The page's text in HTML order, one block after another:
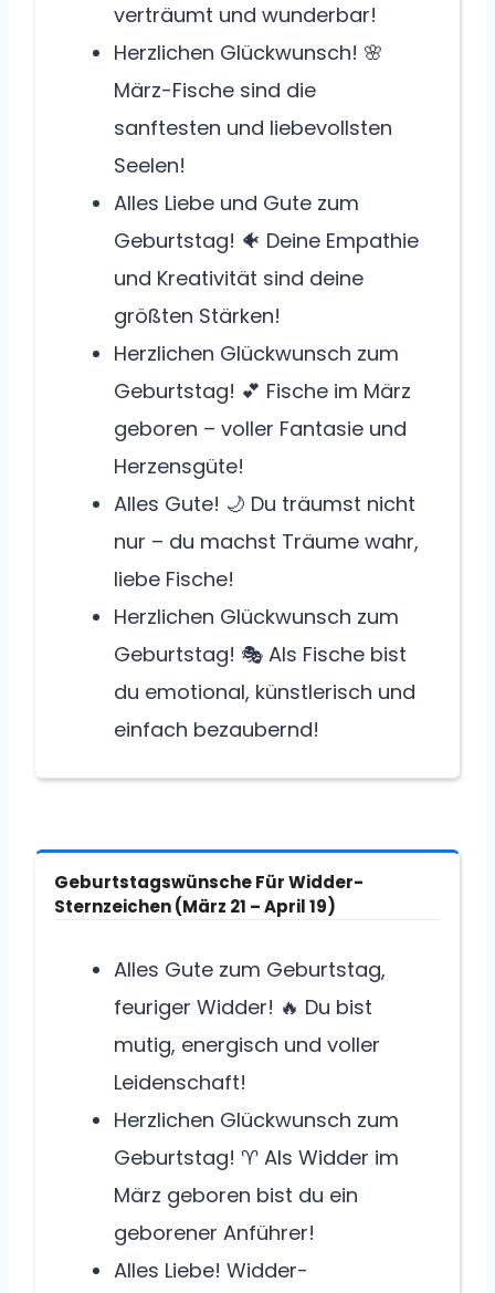
verträumt und wunderbar!
Herzlichen Glückwunsch! 🌸
März-Fische sind die
sanftesten und liebevollsten
Seelen!
Alles Liebe und Gute zum
Geburtstag! 🐠 Deine Empathie
und Kreativität sind deine
größten Stärken!
Herzlichen Glückwunsch zum
Geburtstag! 💕 Fische im März
geboren – voller Fantasie und
Herzensgüte!
Alles Gute! 🌙 Du träumst nicht
nur – du machst Träume wahr,
liebe Fische!
Herzlichen Glückwunsch zum
Geburtstag! 🎭 Als Fische bist
du emotional, künstlerisch und
einfach bezaubernd!
Geburtstagswünsche Für Widder-
Sternzeichen (März 21 – April 19)
Alles Gute zum Geburtstag,
feuriger Widder! 🔥 Du bist
mutig, energisch und voller
Leidenschaft!
Herzlichen Glückwunsch zum
Geburtstag! ♈ Als Widder im
März geboren bist du ein
geborener Anführer!
Alles Liebe! Widder-